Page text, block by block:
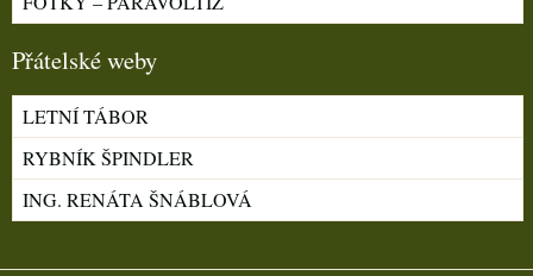
Přátelské weby
LETNÍ TÁBOR
RYBNÍK ŠPINDLER
ING. RENÁTA ŠNÁBLOVÁ